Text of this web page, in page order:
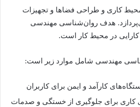
کاری و طراحی فضاها و تجهیزات
هدف روان‌شناسی مهندسی
کارایی در محیط کار است.
مهندسی شامل موارد زیر است:
کارآمد و ایمن برای کاربران
کاری برای جلوگیری از خستگی و صدمات